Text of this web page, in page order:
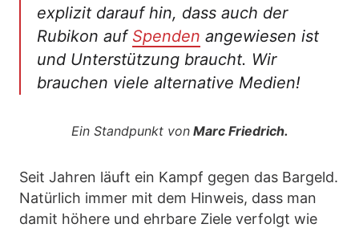
explizit darauf hin, dass auch der
Rubikon auf Spenden angewiesen ist
und Unterstützung braucht. Wir
brauchen viele alternative Medien!
Ein Standpunkt vonMarc Friedrich.
Seit Jahren läuft ein Kampf gegen das Bargeld.
Natürlich immer mit dem Hinweis, dass man
damit höhere und ehrbare Ziele verfolgt wie